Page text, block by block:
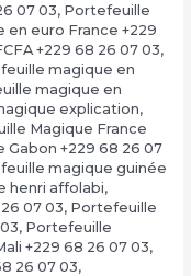
07 03, Portefeuille
euro France +229
+229 68 26 07 03,
magique en
magique en
explication,
Magique France
+229 68 26 07
magique guinée
henri affolabi,
07 03, Portefeuille
, Portefeuille
+229 68 26 07 03,
26 07 03,